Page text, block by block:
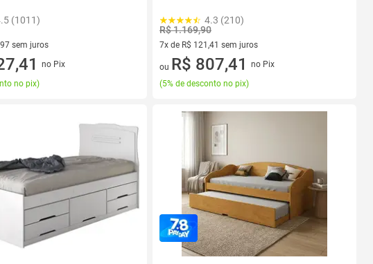
(1011)
sem juros
sem juros
no Pix
no pix)
4.3 (210)
R$ 1.169,90
7x de R$ 121,41 sem juros
7 vez de R$ 121,41 sem juros
ou R$ 807,41
no Pix
(5% de desconto no pix)